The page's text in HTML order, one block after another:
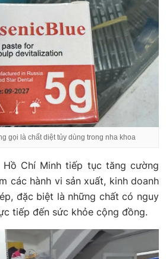
gọi là chất diệt tủy dùng trong nha khoa
Hồ Chí Minh tiếp tục tăng cường
các hành vi sản xuất, kinh doanh
đặc biệt là những chất có nguy
tiếp đến sức khỏe cộng đồng.